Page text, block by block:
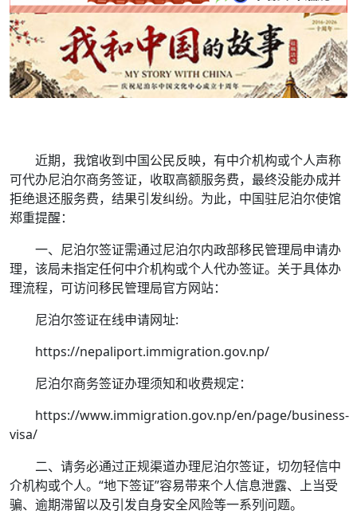
近期，我馆收到中国公民反映，有中介机构或个人声称
可代办尼泊尔商务签证，收取高额服务费，最终没能办成并
拒绝退还服务费，结果引发纠纷。为此，中国驻尼泊尔使馆
郑重提醒：
一、尼泊尔签证需通过尼泊尔内政部移民管理局申请办
理，该局未指定任何中介机构或个人代办签证。关于具体办
理流程，可访问移民管理局官方网站：
尼泊尔签证在线申请网址:
https://nepaliport.immigration.gov.np/
尼泊尔商务签证办理须知和收费规定：
https://www.immigration.gov.np/en/page/business-
visa/
二、请务必通过正规渠道办理尼泊尔签证，切勿轻信中
介机构或个人。“地下签证”容易带来个人信息泄露、上当受
骗、逾期滞留以及引发自身安全风险等一系列问题。